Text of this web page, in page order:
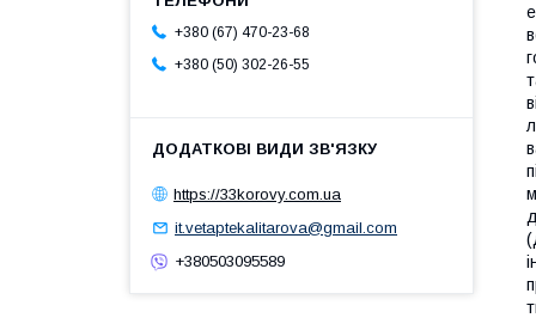
+380 (67) 470-23-68
+380 (50) 302-26-55
https://33korovy.com.ua
it.vetaptekalitarova@gmail.com
+380503095589